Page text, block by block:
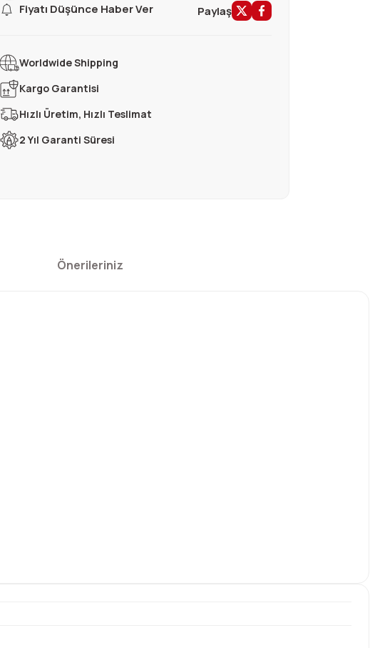
Fiyatı Düşünce Haber Ver
Paylaş
Worldwide Shipping
Kargo Garantisi
Hızlı Üretim, Hızlı Teslimat
2 Yıl Garanti Süresi
Önerileriniz